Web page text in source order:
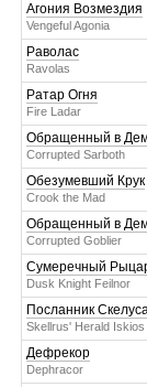
Агония Возмездия
Vengeful Agonia
Раволас
Ravolas
Ратар Огня
Fire Ladar
Обращенный в
Corrupted Sarboth
Обезумевший Крук
Crook the Mad
Обращенный в
Corrupted Goblier
Сумеречный
Dusk Knight Feilnor
Посланник
Skellrus' Herald Iskios
Дефрекор
Dephracor